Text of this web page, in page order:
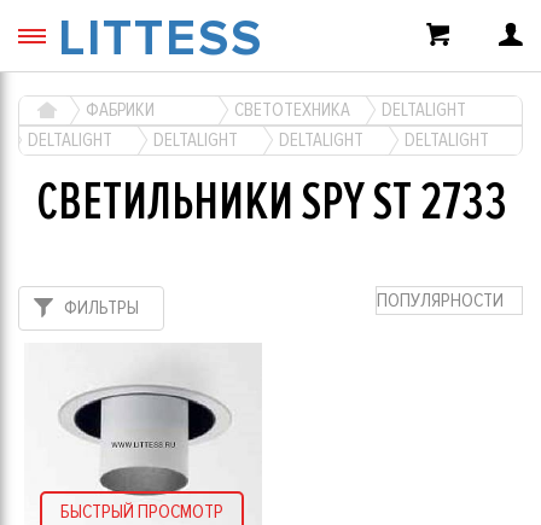
LITTESS
ФАБРИКИ СВЕТОТЕХНИКА
DELTALIGHT
DELTALIGHT
DELTALIGHT DELTALIGHT DELTALIGHT
СВЕТИЛЬНИКИ SPY ST 2733
ПОПУЛЯРНОСТИ
ФИЛЬТРЫ
БЫСТРЫЙ ПРОСМОТР